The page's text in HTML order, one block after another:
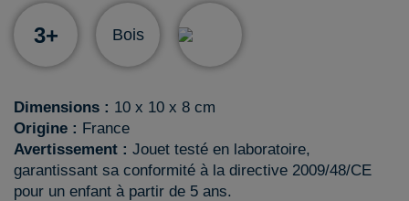
3+ Bois
Dimensions : 10 x 10 x 8 cm
Origine : France
Avertissement : Jouet testé en laboratoire,
garantissant sa conformité à la directive 2009/48/CE
pour un enfant à partir de 5 ans.